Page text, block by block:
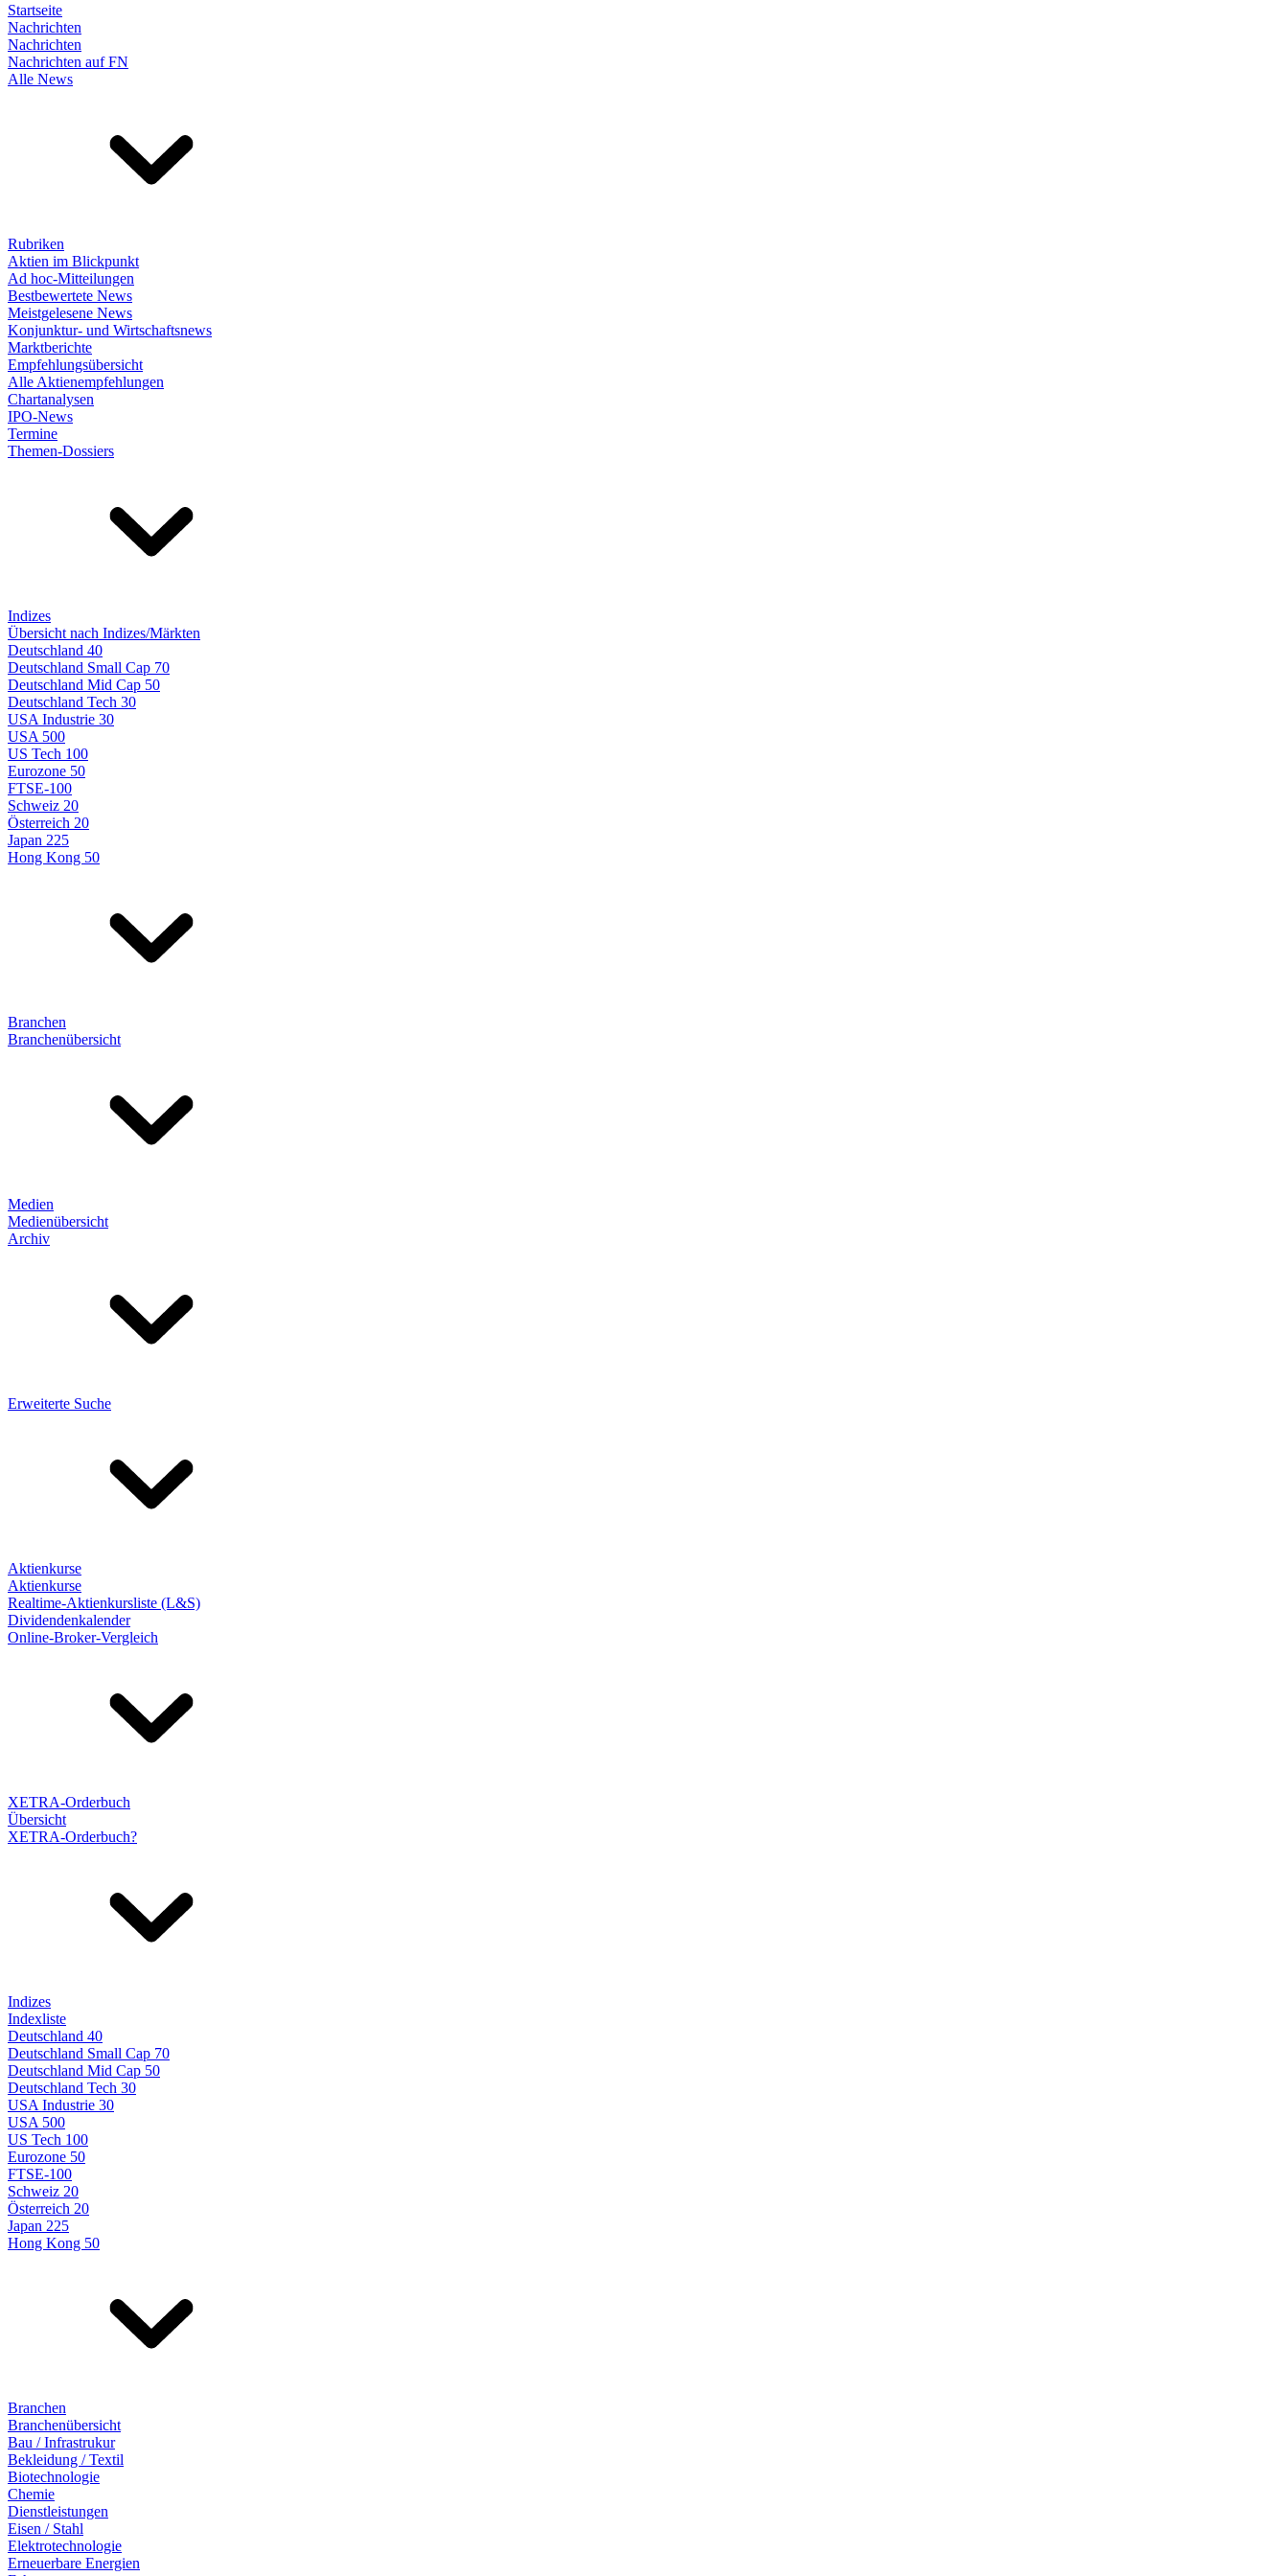
Startseite
Nachrichten
Nachrichten
Nachrichten auf FN
Alle News
Rubriken
Aktien im Blickpunkt
Ad hoc-Mitteilungen
Bestbewertete News
Meistgelesene News
Konjunktur- und Wirtschaftsnews
Marktberichte
Empfehlungsübersicht
Alle Aktienempfehlungen
Chartanalysen
IPO-News
Termine
Themen-Dossiers
Indizes
Übersicht nach Indizes/Märkten
Deutschland 40
Deutschland Small Cap 70
Deutschland Mid Cap 50
Deutschland Tech 30
USA Industrie 30
USA 500
US Tech 100
Eurozone 50
FTSE-100
Schweiz 20
Österreich 20
Japan 225
Hong Kong 50
Branchen
Branchenübersicht
Medien
Medienübersicht
Archiv
Erweiterte Suche
Aktienkurse
Aktienkurse
Realtime-Aktienkursliste (L&S)
Dividendenkalender
Online-Broker-Vergleich
XETRA-Orderbuch
Übersicht
XETRA-Orderbuch?
Indizes
Indexliste
Deutschland 40
Deutschland Small Cap 70
Deutschland Mid Cap 50
Deutschland Tech 30
USA Industrie 30
USA 500
US Tech 100
Eurozone 50
FTSE-100
Schweiz 20
Österreich 20
Japan 225
Hong Kong 50
Branchen
Branchenübersicht
Bau / Infrastrukur
Bekleidung / Textil
Biotechnologie
Chemie
Dienstleistungen
Eisen / Stahl
Elektrotechnologie
Erneuerbare Energien